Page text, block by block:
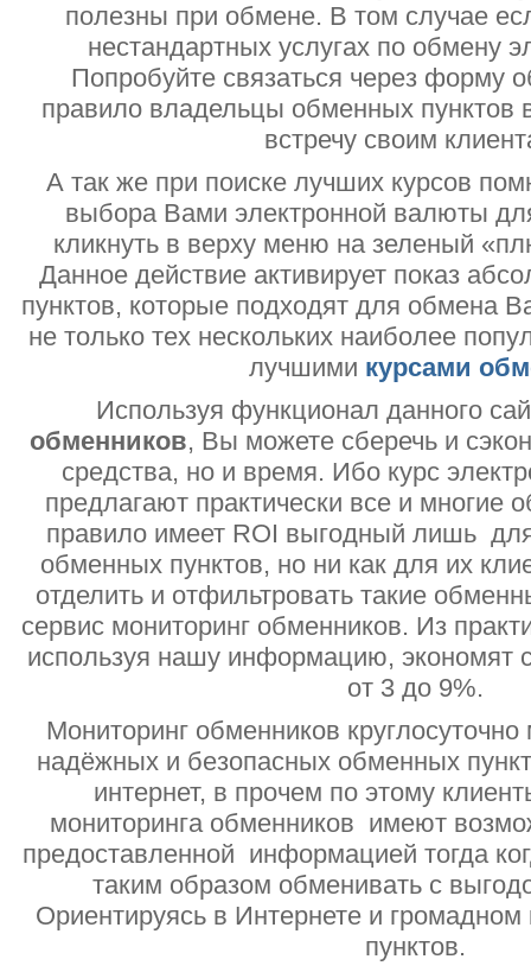
полезны при обмене. В том случае
нестандартных услугах по обмену
Попробуйте связаться через форму
правило владельцы обменных пунктов
встречу своим
А так же при поиске лучших курсов
выбора Вами электронной валюты
кликнуть в верху меню на зеленый
Данное действие активирует показ
пунктов, которые подходят для обмена
не только тех нескольких наиболее
лучшими курсами
Используя функционал данного
обменников, Вы можете сберечь и
средства, но и время. Ибо курс
предлагают практически все и многие
правило имеет ROI выгодный лишь
обменных пунктов, но ни как для их
отделить и отфильтровать такие
сервис мониторинг обменников. Из
используя нашу информацию, экономят
от 3 до 9%.
Мониторинг обменников круглосуточно
надёжных и безопасных обменных
интернет, в прочем по этому
мониторинга обменников имеют
предоставленной информацией тогда
таким образом обменивать с
Ориентируясь в Интернете и
пунктов.